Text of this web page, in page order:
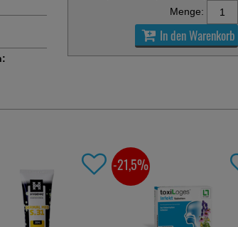
Menge:
In den Warenkorb
-54%